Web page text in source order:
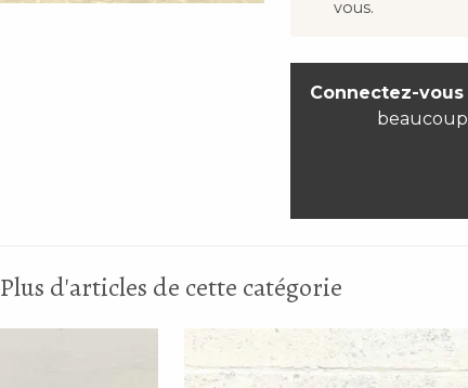
vous.
Connectez-vous
beaucoup
Plus d'articles de cette catégorie